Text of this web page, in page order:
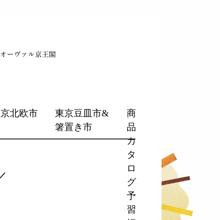
北欧市
東京豆皿市&
箸置き市
商
品
カ
タ
ロ
グ
予
習